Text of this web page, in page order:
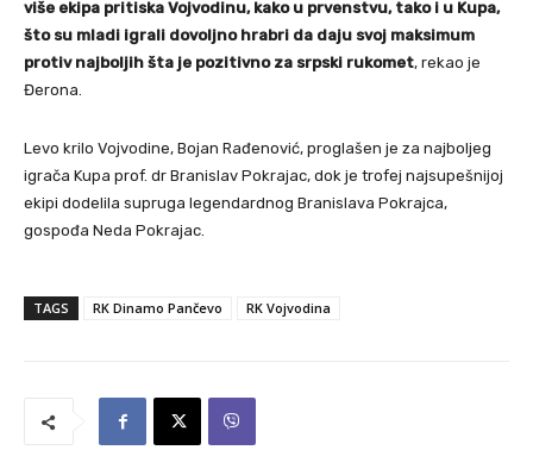
više ekipa pritiska Vojvodinu, kako u prvenstvu, tako i u Kupa,
što su mladi igrali dovoljno hrabri da daju svoj maksimum
protiv najboljih šta je pozitivno za srpski rukomet, rekao je
Đerona.
Levo krilo Vojvodine, Bojan Rađenović, proglašen je za najboljeg
igrača Kupa prof. dr Branislav Pokrajac, dok je trofej najsupešnijoj
ekipi dodelila supruga legendardnog Branislava Pokrajca,
gospođa Neda Pokrajac.
TAGS RK Dinamo Pančevo RK Vojvodina